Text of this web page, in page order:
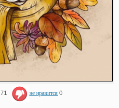
71 не нравится 0